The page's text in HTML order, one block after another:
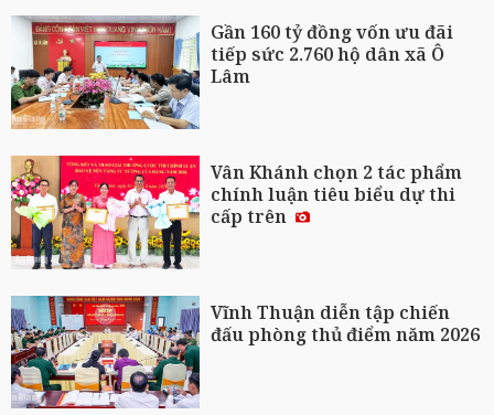
Gần 160 tỷ đồng vốn ưu đãi
tiếp sức 2.760 hộ dân xã Ô
Lâm
Vân Khánh chọn 2 tác phẩm
chính luận tiêu biểu dự thi
cấp trên
Vĩnh Thuận diễn tập chiến
đấu phòng thủ điểm năm 2026